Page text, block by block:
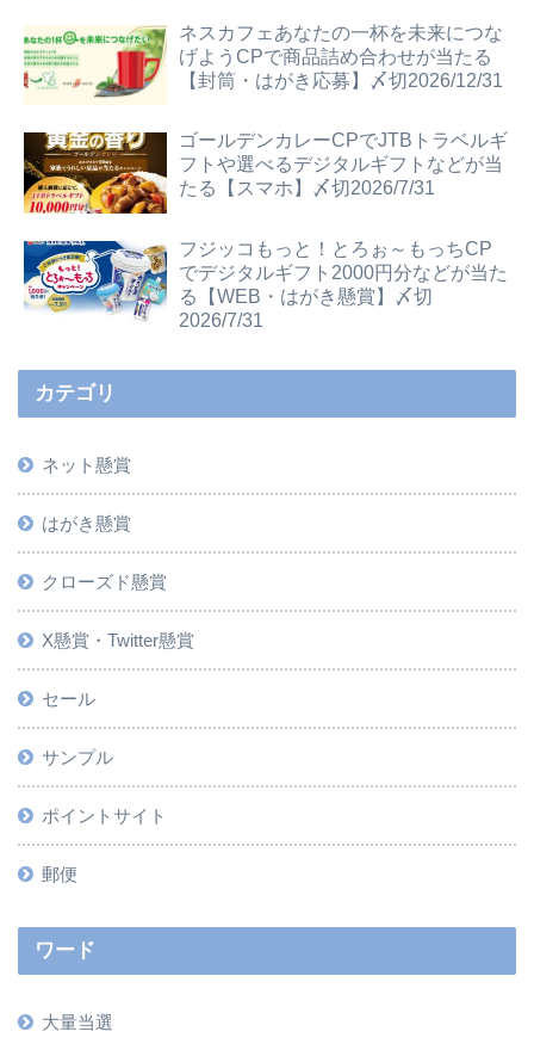
ネスカフェあなたの一杯を未来につな
げようCPで商品詰め合わせが当たる
【封筒・はがき応募】〆切2026/12/31
ゴールデンカレーCPでJTBトラベルギ
フトや選べるデジタルギフトなどが当
たる【スマホ】〆切2026/7/31
フジッコもっと！とろぉ～もっちCP
でデジタルギフト2000円分などが当た
る【WEB・はがき懸賞】〆切
2026/7/31
カテゴリ
ネット懸賞
はがき懸賞
クローズド懸賞
X懸賞・Twitter懸賞
セール
サンプル
ポイントサイト
郵便
ワード
大量当選